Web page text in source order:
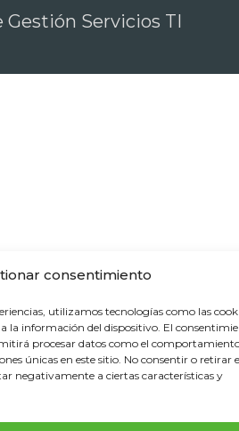
consentimiento
utilizamos tecnologías como las
la información del dispositivo. El
procesar datos como el
únicas en este sitio. No consentir o retirar
negativamente a ciertas características y
Gestión Servicios TI